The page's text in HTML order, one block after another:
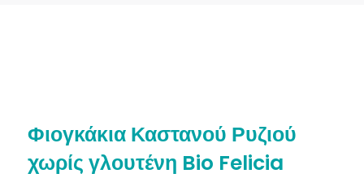
Φιογκάκια Καστανού Ρυζιού
χωρίς γλουτένη Bio Felicia